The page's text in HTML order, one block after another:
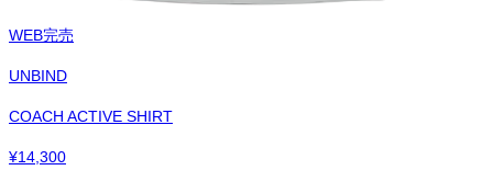
WEB完売
UNBIND
COACH ACTIVE SHIRT
¥14,300